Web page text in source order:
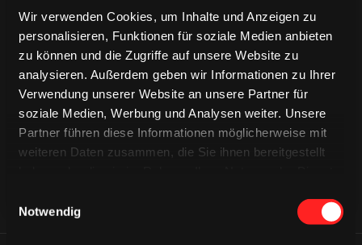
Wir verwenden Cookies, um Inhalte und Anzeigen zu
personalisieren, Funktionen für soziale Medien anbieten
zu können und die Zugriffe auf unsere Website zu
analysieren. Außerdem geben wir Informationen zu Ihrer
Verwendung unserer Website an unsere Partner für
soziale Medien, Werbung und Analysen weiter. Unsere
Partner führen diese Informationen möglicherweise mit
weiteren Daten zusammen, die Sie ihnen bereitgestellt
Notwendig
CAPS & CO
CAPS & CO
CAPS & CO